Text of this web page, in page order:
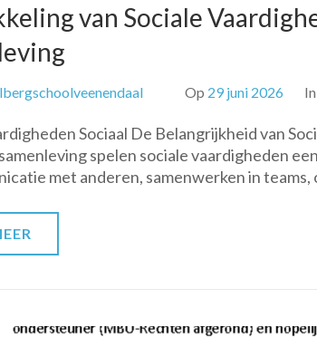
van Sociale
Op 29 juni 2026 In
Sociaal De Belangrijkheid van
spelen sociale vaardigheden
met anderen, samenwerken in